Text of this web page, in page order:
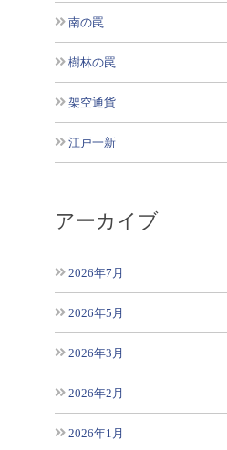
南の罠
樹林の罠
架空通貨
江戸一新
アーカイブ
2026年7月
2026年5月
2026年3月
2026年2月
2026年1月